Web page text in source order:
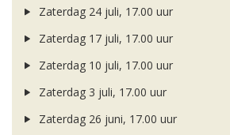
Zaterdag 24 juli, 17.00 uur
Zaterdag 17 juli, 17.00 uur
Zaterdag 10 juli, 17.00 uur
Zaterdag 3 juli, 17.00 uur
Zaterdag 26 juni, 17.00 uur